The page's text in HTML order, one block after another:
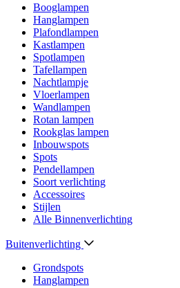
Booglampen
Hanglampen
Plafondlampen
Kastlampen
Spotlampen
Tafellampen
Nachtlampje
Vloerlampen
Wandlampen
Rotan lampen
Rookglas lampen
Inbouwspots
Spots
Pendellampen
Soort verlichting
Accessoires
Stijlen
Alle Binnenverlichting
Buitenverlichting
Grondspots
Hanglampen